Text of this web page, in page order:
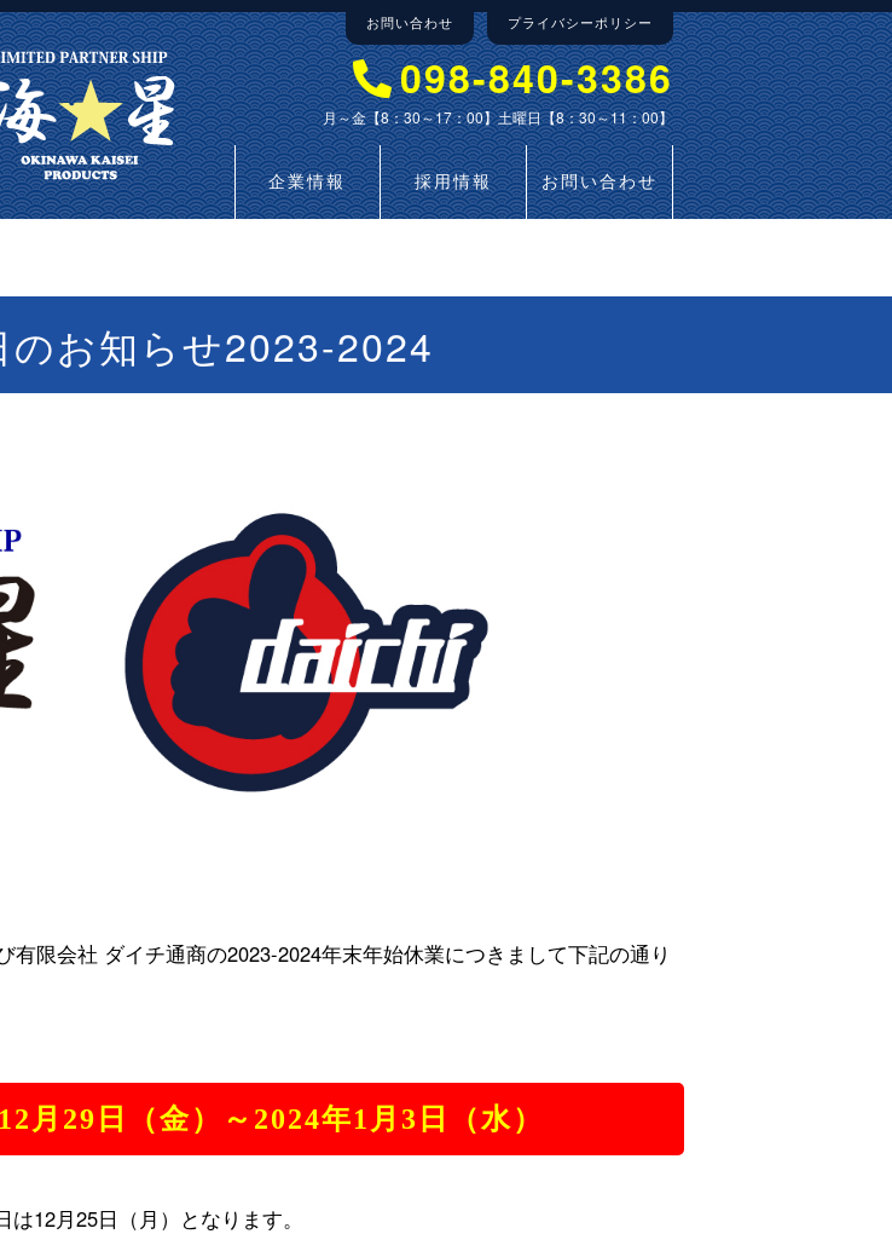
お問い合わせ プライバシーポリシー
098-840-3386
月～金【8：30～17：00】土曜日【8：30～11：00】
企業情報 採用情報 お問い合わせ
のお知らせ2023-2024
限会社 ダイチ通商の2023-2024年末年始休業につきまして下記の通り
月29日（金）～2024年1月3日（水）
12月25日（月）となります。